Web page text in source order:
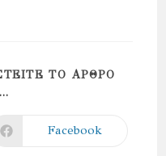
ΤΟ ΆΡΘΡΟ
CONTENT
Opens
Facebook